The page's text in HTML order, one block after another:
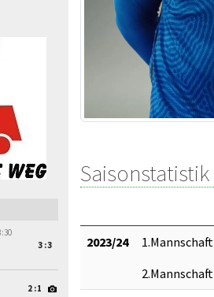
3:3
2:1
Saisonstatistik
2023/24 1.Mannschaft
2.Mannschaft